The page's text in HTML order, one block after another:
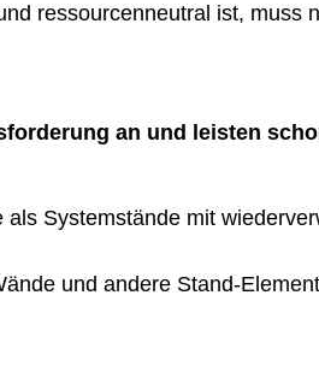
ressourcenneutral ist,
an und leisten
Systemstände mit
und andere Stand-